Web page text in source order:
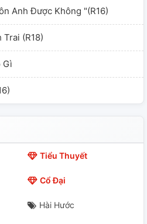
Anh Được Không "(R16)
(R18)
Gì
Tiểu Thuyết
Cổ Đại
Hài Hước